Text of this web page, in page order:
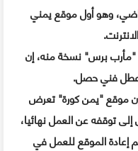
وهو أول موقع يمني
"مأرب برس" نسخة منه، إن
فني حصل.
موقع "يمن كورة" تعرض
توقفه عن العمل نهائيا،
إعادة الموقع للعمل في